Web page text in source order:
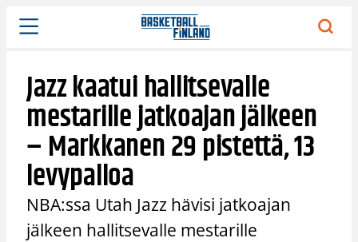
Siirry
sisältöön
Jazz kaatui hallitsevalle
mestarille jatkoajan jälkeen
– Markkanen 29 pistettä, 13
levypalloa
NBA:ssa Utah Jazz hävisi jatkoajan
jälkeen hallitsevalle mestarille